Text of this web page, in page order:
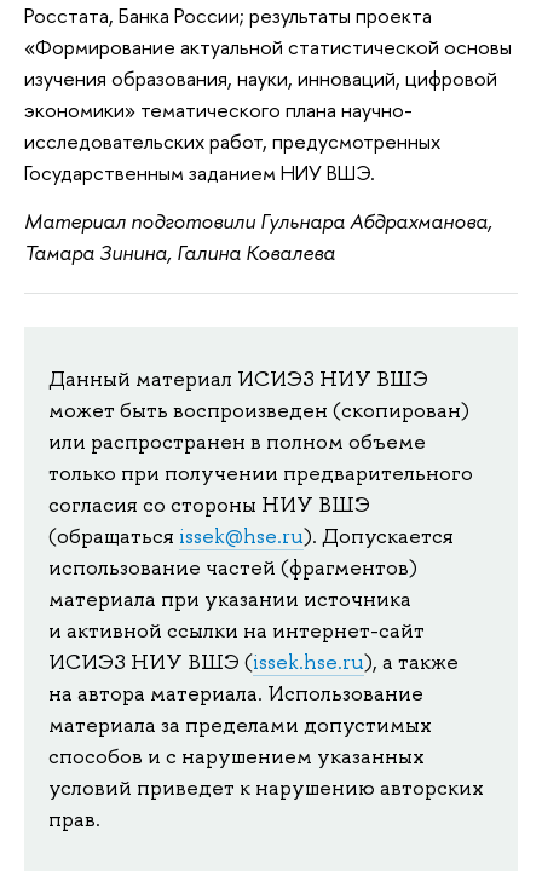
Росстата, Банка России; результаты проекта
«Формирование актуальной статистической основы
изучения образования, науки, инноваций, цифровой
экономики» тематического плана научно-
исследовательских работ, предусмотренных
Государственным заданием НИУ ВШЭ.
Материал подготовили Гульнара Абдрахманова,
Тамара Зинина, Галина Ковалева
Данный материал ИСИЭЗ НИУ ВШЭ
может быть воспроизведен (скопирован)
или распространен в полном объеме
только при получении предварительного
согласия со стороны НИУ ВШЭ
(обращаться issek@hse.ru). Допускается
использование частей (фрагментов)
материала при указании источника
и активной ссылки на интернет-сайт
ИСИЭЗ НИУ ВШЭ (issek.hse.ru), а также
на автора материала. Использование
материала за пределами допустимых
способов и с нарушением указанных
условий приведет к нарушению авторских
прав.